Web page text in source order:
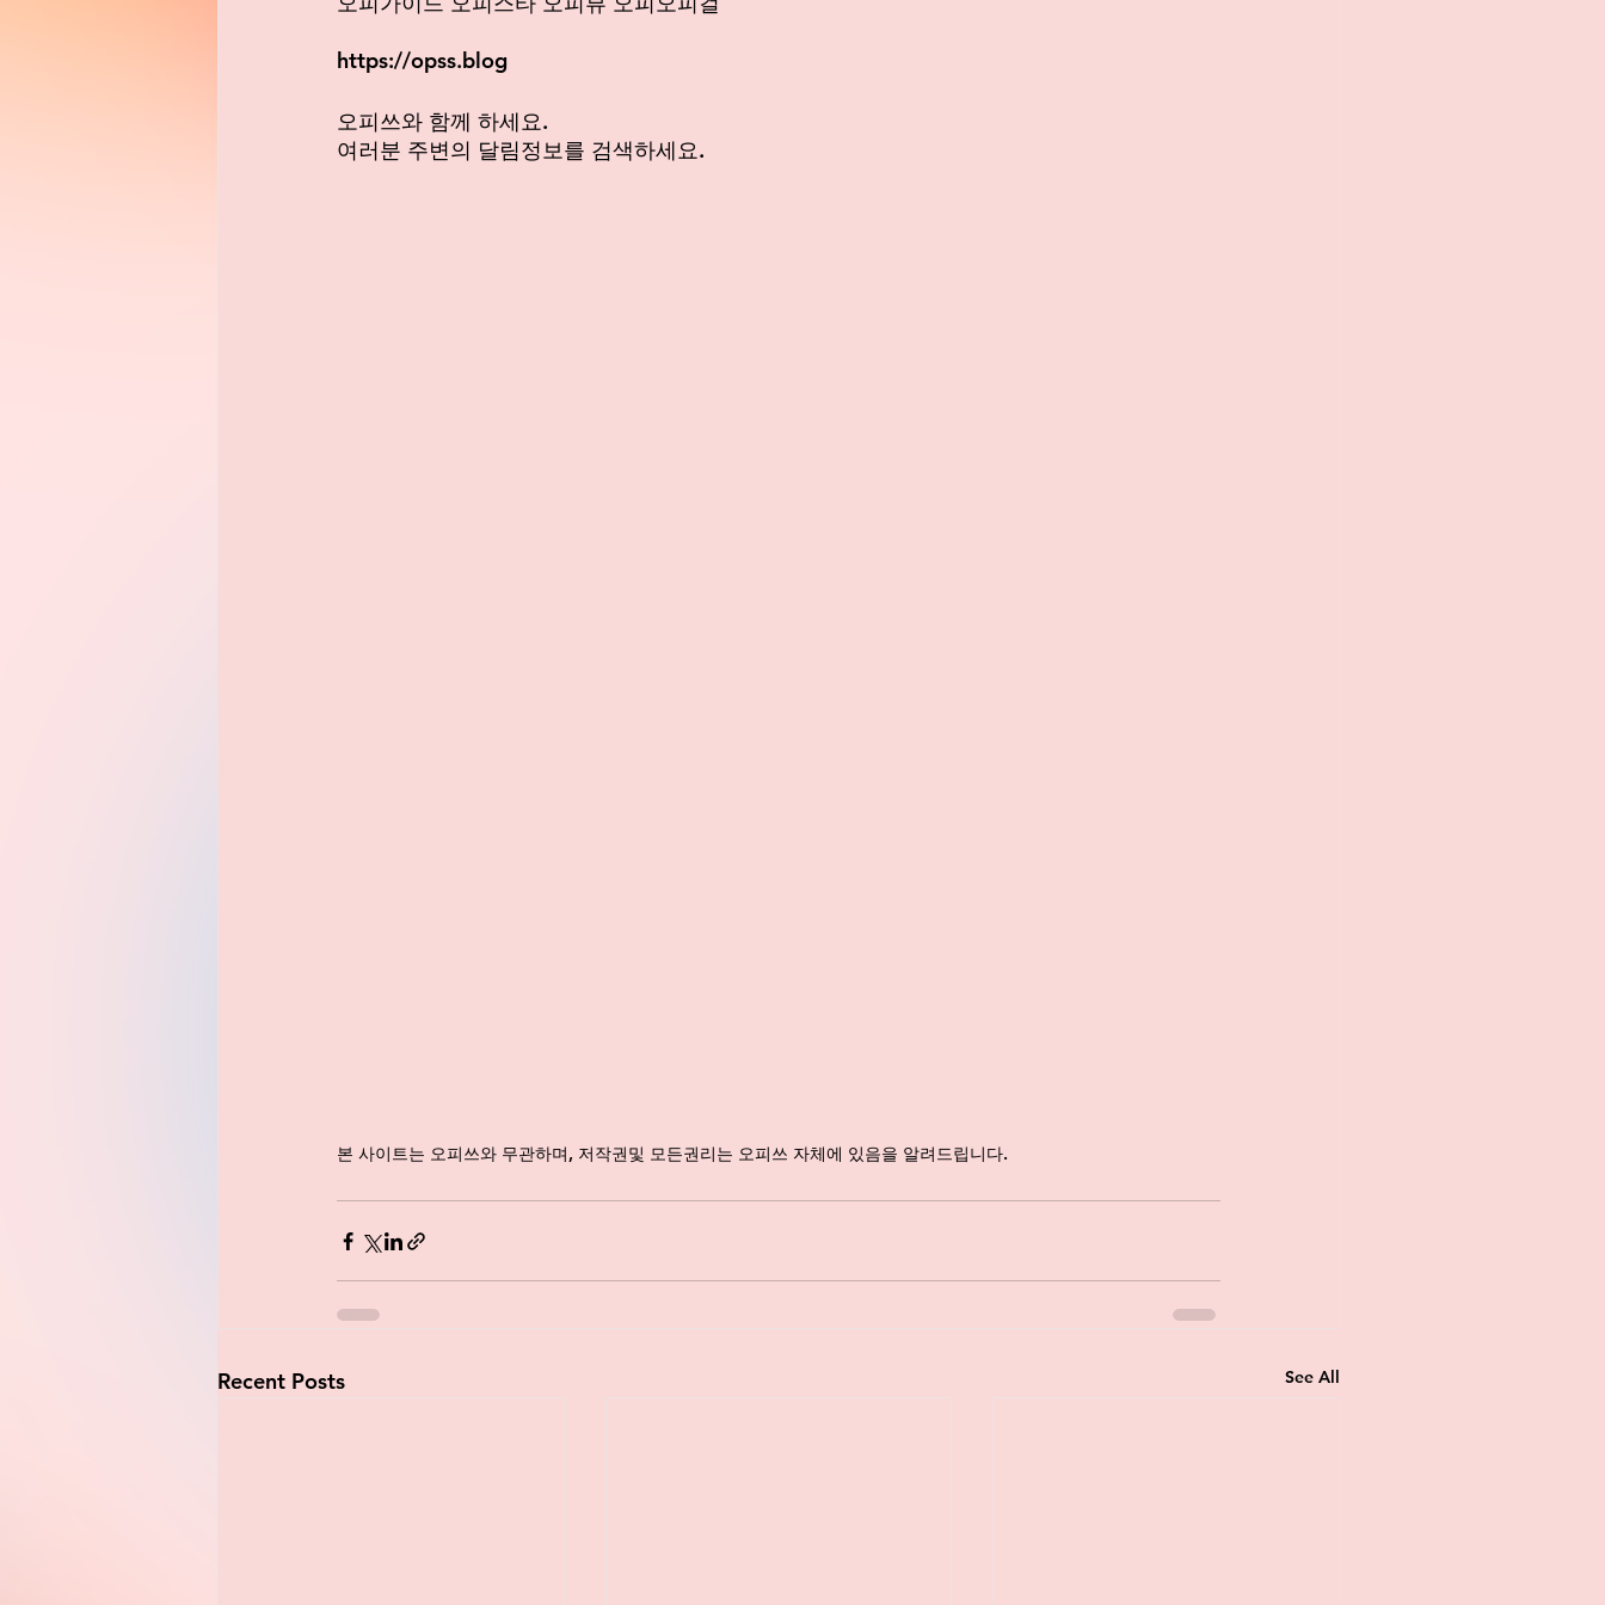
https://opss.blog
오피쓰와 함께 하세요.
여러분 주변의 달림정보를 검색하세요.
본 사이트는 오피쓰와 무관하며, 저작권및 모든권리는 오피쓰 자체에 있음을 알려드립니다.
Recent Posts See All